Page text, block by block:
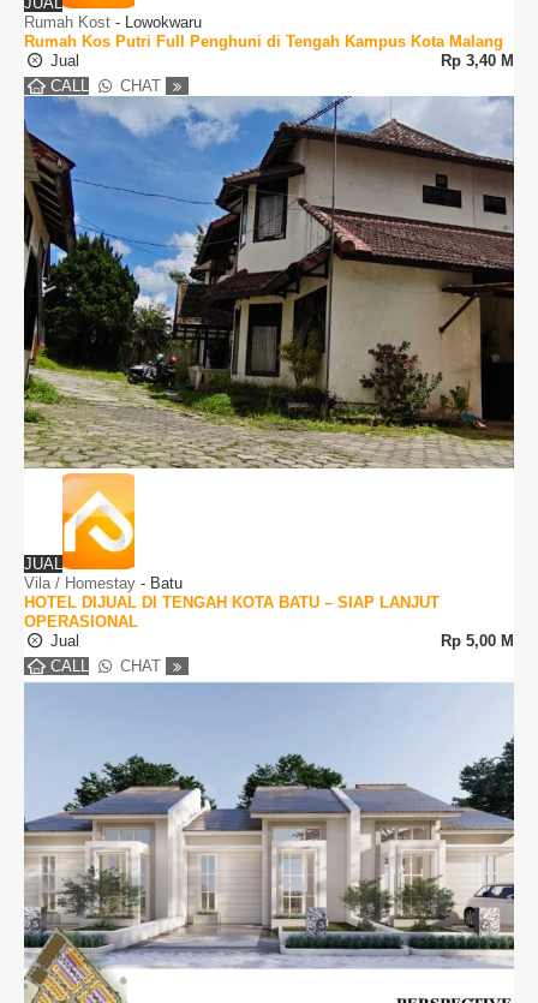
Rumah Kost -
Lowokwaru
Rumah Kos Putri Full Penghuni di Tengah Kampus Kota Malang
Jual
Rp 3,40 M
CALL
CHAT
JUAL
Vila / Homestay - Batu
HOTEL DIJUAL DI TENGAH KOTA BATU – SIAP LANJUT
OPERASIONAL
Jual
Rp 5,00 M
CALL
CHAT